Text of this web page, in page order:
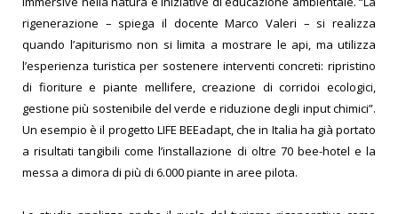
rigenerazione – spiega il docente Marco Valeri – si realizza
quando l’apiturismo non si limita a mostrare le api, ma utilizza
l’esperienza turistica per sostenere interventi concreti: ripristino
di fioriture e piante mellifere, creazione di corridoi ecologici,
gestione più sostenibile del verde e riduzione degli input chimici”.
Un esempio è il progetto LIFE BEEadapt, che in Italia ha già portato
a risultati tangibili come l’installazione di oltre 70 bee-hotel e la
messa a dimora di più di 6.000 piante in aree pilota.